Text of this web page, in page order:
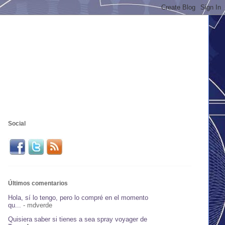
Social
Últimos comentarios
Hola, sí lo tengo, pero lo compré en el momento
qu...
- mdverde
Quisiera saber si tienes a sea spray voyager de